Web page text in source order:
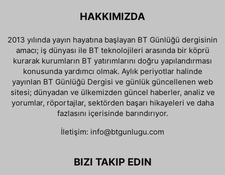
HAKKIMIZDA
2013 yılında yayın hayatına başlayan BT Günlüğü dergisinin
amacı; iş dünyası ile BT teknolojileri arasında bir köprü
kurarak kurumların BT yatırımlarını doğru yapılandırması
konusunda yardımcı olmak. Aylık periyotlar halinde
yayınlan BT Günlüğü Dergisi ve günlük güncellenen web
sitesi; dünyadan ve ülkemizden güncel haberler, analiz ve
yorumlar, röportajlar, sektörden başarı hikayeleri ve daha
fazlasını içerisinde barındırıyor.
İletişim: info@btgunlugu.com
BIZI TAKIP EDIN